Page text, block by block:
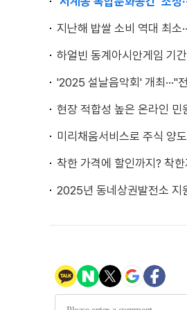
지난해 밥쌀 소비 역대 최소
하얼빈 동계아시안게임 기
'2025 설날음악회' 개최···"
현장 적합성 높은 온라인 민
미리채움서비스로 주식 양
착한 가격에 할인까지? 착
2025년 동네상권발전소 지